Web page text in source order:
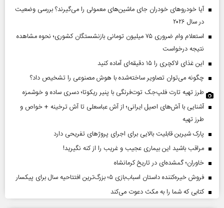
آیا خودروهای خودران جای ماشین‌های معمولی را می‌گیرند؟ بررسی وضعیت
در سال ۲۰۲۶
استعلام وام ضروری ۷۵ میلیون تومانی بازنشستگان کشوری؛ نحوه مشاهده
نتیجه درخواست
این غذای لاکچری را ۱۵ دقیقه‌ای آماده کنید
چگونه می‌توان تصاویر ساخته‌شده با هوش مصنوعی را تشخیص داد؟
طرز تهیه تارت فلپ‌جک توت‌فرنگی با پنیر ریکوتا؛ دسری ساده و خوشمزه
آشنایی با آش‌های اصیل ایرانی؛ از آش عباسعلی تا آش ترخینه + خواص و
طرز تهیه
پارک شیرین قابلیت‌ بالایی برای اجرای پروژهای تفریحی دارد
مراقب باشید این بیماری عجیب و غریب را از کنه نگیرید!
خاوران؛ گمشده‌ای در تاریخ کرمانشاه
فروش خیره‌کننده داستان اسباب‌بازی ۵؛ بزرگ‌ترین افتتاحیه سال برای پیکسار
کتابی که شما را به مکث دعوت می‌کند